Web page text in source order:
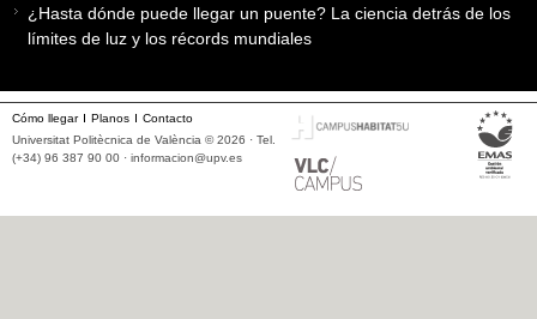
¿Hasta dónde puede llegar un puente? La ciencia detrás de los
límites de luz y los récords mundiales
Cómo llegar Planos
Contacto
Universitat Politècnica de València © 2026 · Tel.
(+34) 96 387 90 00 · informacion@upv.es